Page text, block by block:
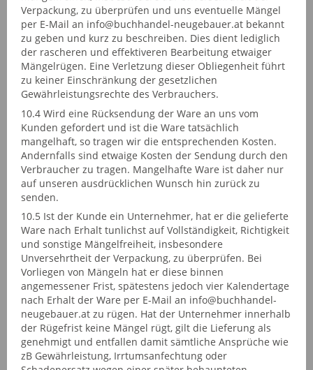
Verpackung, zu überprüfen und uns eventuelle Mängel
per E-Mail an info@buchhandel-neugebauer.at bekannt
zu geben und kurz zu beschreiben. Dies dient lediglich
der rascheren und effektiveren Bearbeitung etwaiger
Mängelrügen. Eine Verletzung dieser Obliegenheit führt
zu keiner Einschränkung der gesetzlichen
Gewährleistungsrechte des Verbrauchers.
10.4 Wird eine Rücksendung der Ware an uns vom
Kunden gefordert und ist die Ware tatsächlich
mangelhaft, so tragen wir die entsprechenden Kosten.
Andernfalls sind etwaige Kosten der Sendung durch den
Verbraucher zu tragen. Mangelhafte Ware ist daher nur
auf unseren ausdrücklichen Wunsch hin zurück zu
senden.
10.5 Ist der Kunde ein Unternehmer, hat er die gelieferte
Ware nach Erhalt tunlichst auf Vollständigkeit, Richtigkeit
und sonstige Mängelfreiheit, insbesondere
Unversehrtheit der Verpackung, zu überprüfen. Bei
Vorliegen von Mängeln hat er diese binnen
angemessener Frist, spätestens jedoch vier Kalendertage
nach Erhalt der Ware per E-Mail an info@buchhandel-
neugebauer.at zu rügen. Hat der Unternehmer innerhalb
der Rügefrist keine Mängel rügt, gilt die Lieferung als
genehmigt und entfallen damit sämtliche Ansprüche wie
zB Gewährleistung, Irrtumsanfechtung oder